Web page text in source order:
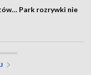
Park rozrywki nie